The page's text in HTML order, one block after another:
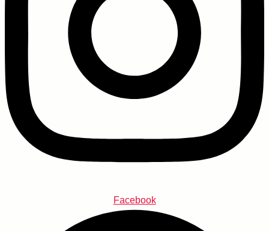
Facebook